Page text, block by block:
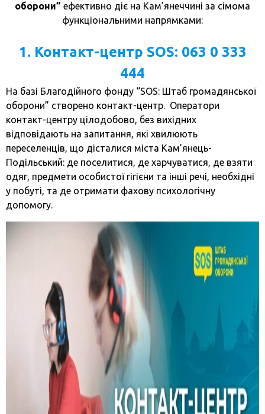
оборони” ефективно діє на Кам’янеччині за сімома
функціональними напрямками:
1. Контакт-центр SOS: 063 0 333
444
На базі Благодійного фонду “SOS: Штаб громадянської
оборони” створено контакт-центр. Оператори
контакт-центру цілодобово, без вихідних
відповідають на запитання, які хвилюють
переселенців, що дісталися міста Кам’янець-
Подільський: де поселитися, де харчуватися, де взяти
одяг, предмети особистої гігієни та інші речі, необхідні
у побуті, та де отримати фахову психологічну
допомогу.